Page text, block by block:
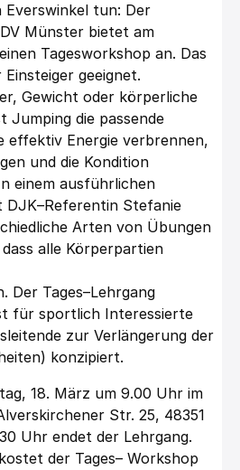
Everswinkel tun: Der
DV Münster bietet am
einen Tagesworkshop an. Das
Einsteiger geeignet.
Gewicht oder körperliche
Jumping die passende
effektiv Energie verbrennen,
und die Kondition
einem ausführlichen
DJK–Referentin Stefanie
Arten von Übungen
alle Körperpartien
Der Tages–Lehrgang
für sportlich Interessierte
zur Verlängerung der
konzipiert.
18. März um 9.00 Uhr im
Str. 25, 48351
Uhr endet der Lehrgang.
kostet der Tages– Workshop